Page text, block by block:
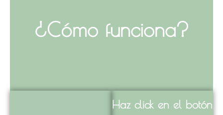
¿Cómo funciona?
Haz click en el botón